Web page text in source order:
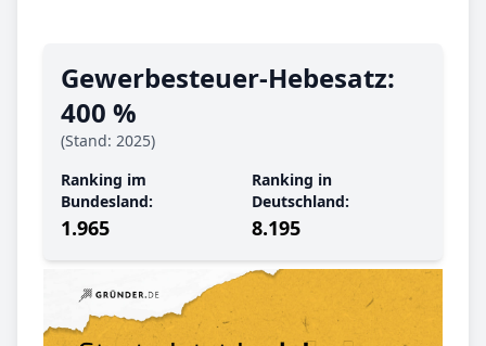
Gewerbe­steuer-Hebe­satz:
400 %
(Stand: 2025)
Ranking im
Bundesland:
1.965
Ranking in
Deutschland:
8.195